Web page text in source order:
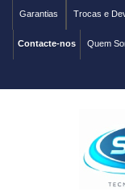
Trocas e
Garantias
Quem
Contacte-nos